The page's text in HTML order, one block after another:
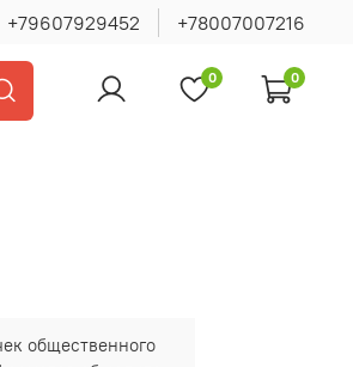
+79607929452 +78007007216
0 0
общественного